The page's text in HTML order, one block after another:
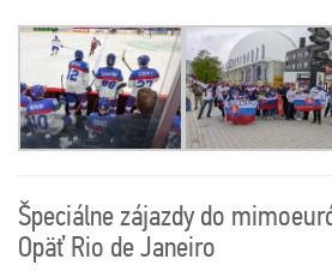
Špeciálne zájazdy do
Opäť Rio de Janeiro